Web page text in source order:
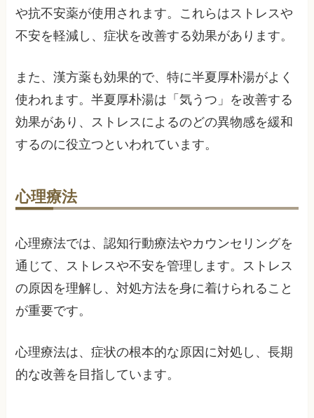
や抗不安薬が使用されます。これらはストレスや
不安を軽減し、症状を改善する効果があります。
また、漢方薬も効果的で、特に半夏厚朴湯がよく
使われます。半夏厚朴湯は「気うつ」を改善する
効果があり、ストレスによるのどの異物感を緩和
するのに役立つといわれています。
心理療法
心理療法では、認知行動療法やカウンセリングを
通じて、ストレスや不安を管理します。ストレス
の原因を理解し、対処方法を身に着けられること
が重要です。
心理療法は、症状の根本的な原因に対処し、長期
的な改善を目指しています。